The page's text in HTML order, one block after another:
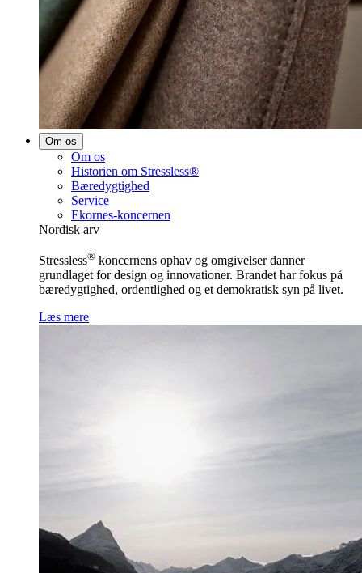
Om os
Om os
Historien om Stressless®
Bæredygtighed
Service
Ekornes-koncernen
Nordisk arv
Stressless® koncernens ophav og omgivelser danner
grundlaget for design og innovationer. Brandet har fokus på
bæredygtighed, ordentlighed og et demokratisk syn på livet.
Læs mere